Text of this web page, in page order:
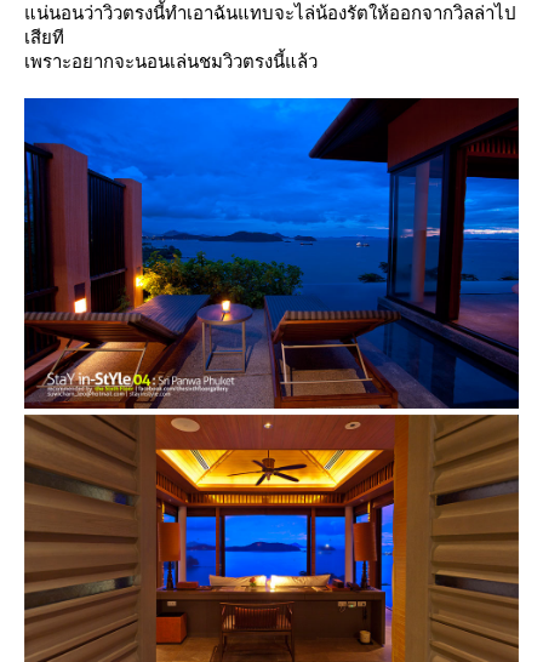
น่นอนว่าวิวตรงนี้ทำเอาฉันแทบจะไล่น้องรัตให้ออกจากวิลล่าไป
เสียที
เพราะอยากจะนอนเล่นชมวิวตรงนี้แล้ว